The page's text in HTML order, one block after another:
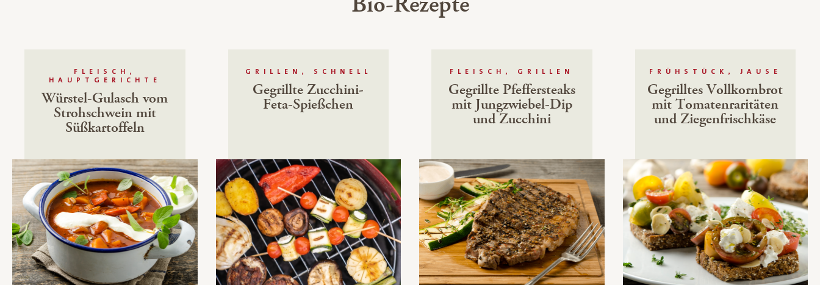
FLEISCH,
HAUPTGERICHTE
Würstel-Gulasch vom
Strohschwein mit
Süßkartoffeln
GRILLEN, SCHNELL
Gegrillte Zucchini-
Feta-Spießchen
FLEISCH, GRILLEN
Gegrillte Pfeffersteaks
mit Jungzwiebel-Dip
und Zucchini
FRÜHSTÜCK, JAUSE
Gegrilltes Vollkornbrot
mit Tomatenraritäten
und Ziegenfrischkäse